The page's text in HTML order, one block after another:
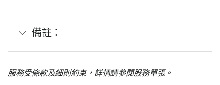
備註：
服務受條款及細則約束，詳情請參閱服務單張。